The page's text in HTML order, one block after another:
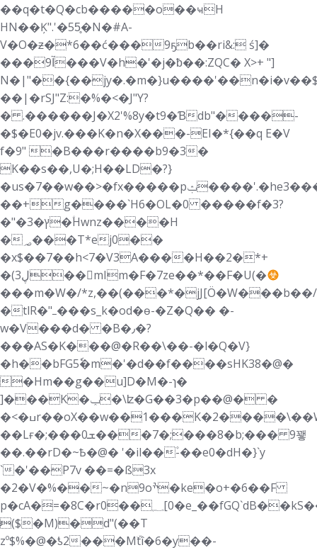
��q�t�Q�cb�����o��ҹH
HN��Ķ".'�55̥�N�#A-
V�O�ƶ�*6��ć���9ҕb��ri&: ś]�
���آ9���V�h�'�j�ƀ��:ZQC� X>+ "]
��|�rSJ"Z:�%�<�J"Y?
� .������J�X2'%8y�t9�Ɓdb"����-
�$�E0�jv.���K�n�X���-EI�*{��q Ε�V
f�9" �B���r����b9�3�
K��s��,U�;H��LD�?}
�us�7��w��>�fx�����pݑ����'.�he3���
��+g����`H6�OL�0 �����f�3?
�"�ץ�3�ؑHwnz����H
�؃���T*ej0��
�x$��7��h<7�V3A����H��2�*+
�(3ڸ��mIm�F�7ze��*��F�U(�
���m�W�/*z,��(���*�jJ[Ö�W���b��/
�tlR�"ߺ���s_k�od�ѳ-�Z�Q�� �-
w�V���d� �B�٫�?
���AS�K���@�R��\��-�l�Q�V}
�h��bFG5ٗ�m�'�d��f����sHK38�@�
�Hm��g��u]D�M�-ɿ�
]���K�ݕ�\ʫ�G��3�p��@� �
�<�ߎr��oX��w��1���K�2����\��W�&�w_�C��Vg�n�h{/
��Lғ�;���ܫ0���7�;���8�b;��� 9꽿
��.��rD�~Ҍ�@� '�il��۫-��e0�dH�}`y
`�'��P7v ��=�ß3x
�2�V�%��~�n9oׯ�ke�o+�6��F
p�cA�=�8C�r0��؁[0�e_��fGQ`dB��kS��7�FM�/`�u��b�w�M����>�bpP
̴($�M)�d"(��T
zº$%�@�ƾ2���Mۜtî�6�y��-